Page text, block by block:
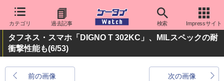
カテゴリ 過去記事 検索 Impressサイト
タフネス・スマホ「DIGNO T 302KC」、MILスペックの耐
衝撃性能も(6/53)
前の画像 次の画像